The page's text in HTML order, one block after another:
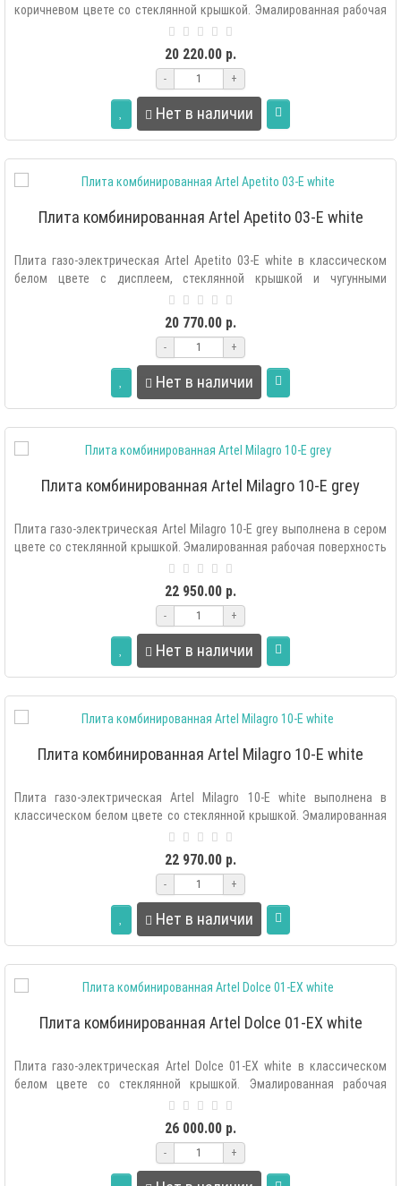
коричневом цвете со стеклянной крышкой. Эмалированная рабочая
20 220.00 р.
- +
Нет в наличии
Плита комбинированная Artel Apetito 03-E white
Плита газо-электрическая Artel Apetito 03-E white в классическом
белом цвете с дисплеем, стеклянной крышкой и чугунными
20 770.00 р.
- +
Нет в наличии
Плита комбинированная Artel Milagro 10-E grey
Плита газо-электрическая Artel Milagro 10-E grey выполнена в сером
цвете со стеклянной крышкой. Эмалированная рабочая поверхность
22 950.00 р.
- +
Нет в наличии
Плита комбинированная Artel Milagro 10-E white
Плита газо-электрическая Artel Milagro 10-E white выполнена в
классическом белом цвете со стеклянной крышкой. Эмалированная
22 970.00 р.
- +
Нет в наличии
Плита комбинированная Artel Dolce 01-EX white
Плита газо-электрическая Artel Dolce 01-EX white в классическом
белом цвете со стеклянной крышкой. Эмалированная рабочая
26 000.00 р.
- +